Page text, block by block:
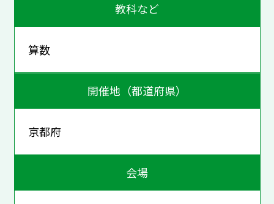
教科など
算数
開催地（都道府県）
京都府
会場